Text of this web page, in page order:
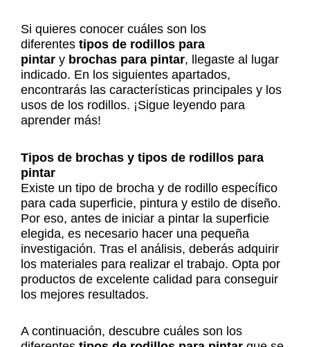
Si quieres conocer cuáles son los
diferentes tipos de rodillos para
pintar y brochas para pintar, llegaste al lugar
indicado. En los siguientes apartados,
encontrarás las características principales y los
usos de los rodillos. ¡Sigue leyendo para
aprender más!
Tipos de brochas y tipos de rodillos para
pintar
Existe un tipo de brocha y de rodillo específico
para cada superficie, pintura y estilo de diseño.
Por eso, antes de iniciar a pintar la superficie
elegida, es necesario hacer una pequeña
investigación. Tras el análisis, deberás adquirir
los materiales para realizar el trabajo. Opta por
productos de excelente calidad para conseguir
los mejores resultados.
A continuación, descubre cuáles son los